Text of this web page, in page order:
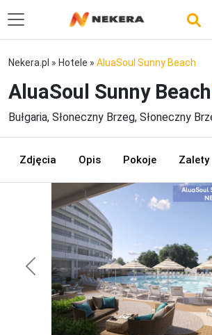
Nekera.pl » Hotele » AluaSoul Sunny Beach
AluaSoul Sunny Beach
Bułgaria, Słoneczny Brzeg, Słoneczny
Zdjęcia Opis Pokoje Zalety
Previous